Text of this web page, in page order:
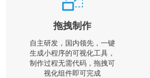
拖拽制作
自主研发，国内领先，一键
生成小程序的可视化工具，
制作过程无需代码，拖拽可
视化组件即可完成